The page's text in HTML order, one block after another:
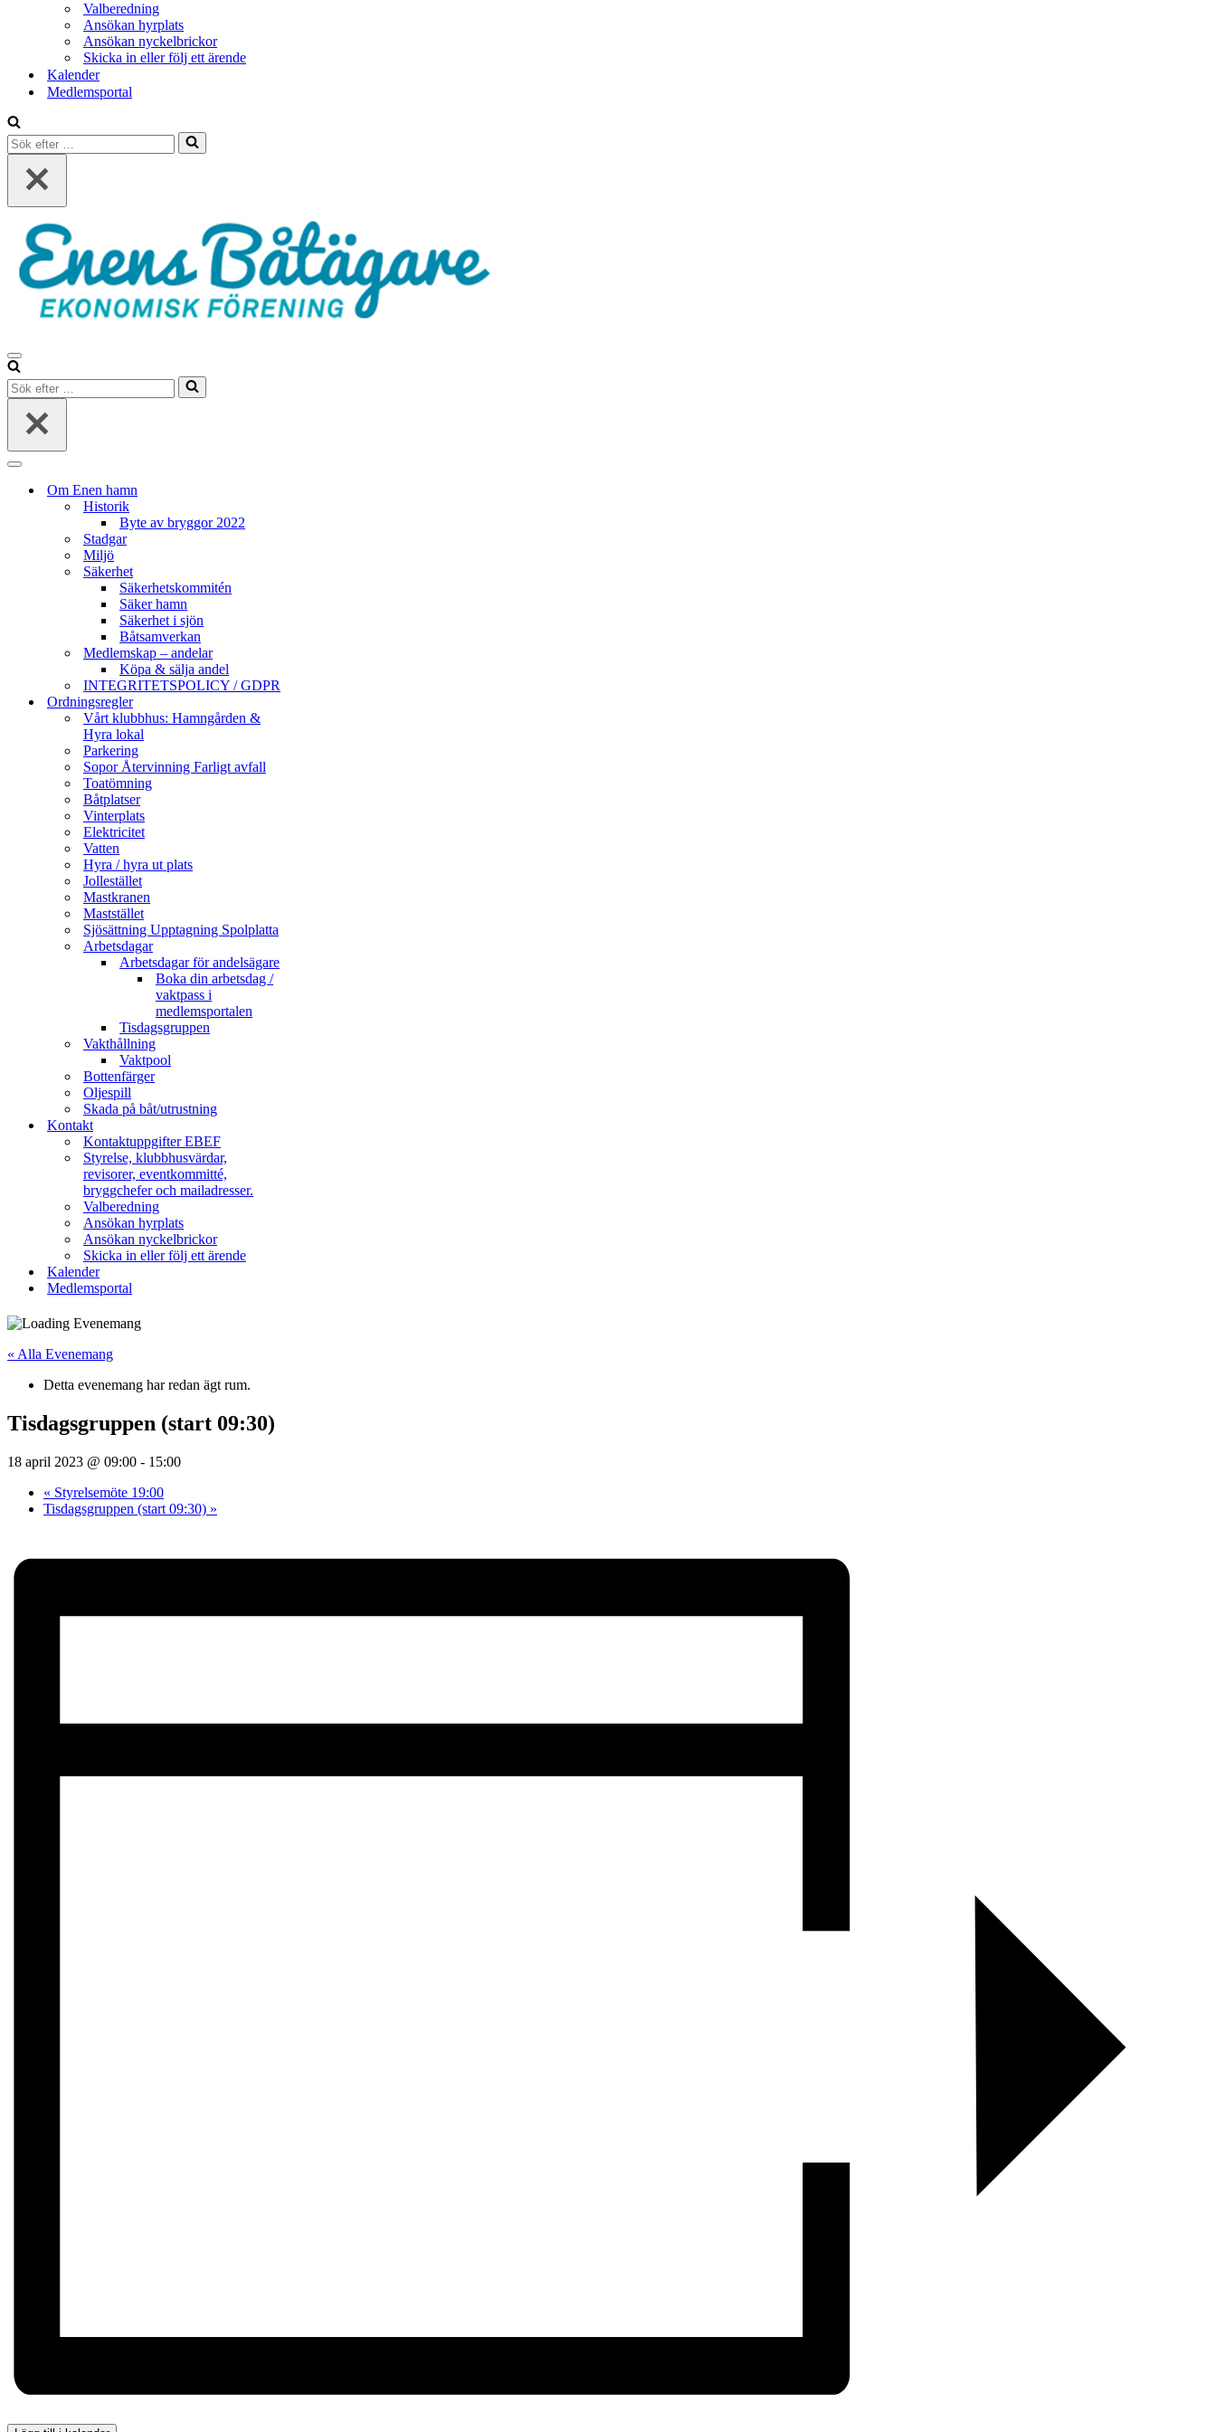
Valberedning
Ansökan hyrplats
Ansökan nyckelbrickor
Skicka in eller följ ett ärende
Kalender
Medlemsportal
Sök
efter
Navigeringsmeny
Sök
efter
Navigeringsmeny
Om Enen hamn
Historik
Byte av bryggor 2022
Stadgar
Miljö
Säkerhet
Säkerhetskommitén
Säker hamn
Säkerhet i sjön
Båtsamverkan
Medlemskap – andelar
Köpa & sälja andel
INTEGRITETSPOLICY / GDPR
Ordningsregler
Vårt klubbhus: Hamngården &
Hyra lokal
Parkering
Sopor Återvinning Farligt avfall
Toatömning
Båtplatser
Vinterplats
Elektricitet
Vatten
Hyra / hyra ut plats
Jollestället
Mastkranen
Maststället
Sjösättning Upptagning Spolplatta
Arbetsdagar
Arbetsdagar för andelsägare
Boka din arbetsdag /
vaktpass i
medlemsportalen
Tisdagsgruppen
Vakthållning
Vaktpool
Bottenfärger
Oljespill
Skada på båt/utrustning
Kontakt
Kontaktuppgifter EBEF
Styrelse, klubbhusvärdar,
revisorer, eventkommitté,
bryggchefer och mailadresser.
Valberedning
Ansökan hyrplats
Ansökan nyckelbrickor
Skicka in eller följ ett ärende
Kalender
Medlemsportal
« Alla Evenemang
Detta evenemang har redan ägt rum.
Tisdagsgruppen (start 09:30)
18 april 2023 @ 09:00 - 15:00
« Styrelsemöte 19:00
Tisdagsgruppen (start 09:30) »